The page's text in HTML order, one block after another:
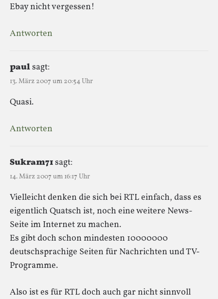
Ebay nicht vergessen!
Antworten
paulsagt:
13. März 2007 um 20:54 Uhr
Quasi.
Antworten
Sukram71sagt:
14. März 2007 um 16:17 Uhr
Vielleicht denken die sich bei RTL einfach, dass es
eigentlich Quatsch ist, noch eine weitere News-
Seite im Internet zu machen.
Es gibt doch schon mindesten 10000000
deutschsprachige Seiten für Nachrichten und TV-
Programme.
Also ist es für RTL doch auch gar nicht sinnvoll